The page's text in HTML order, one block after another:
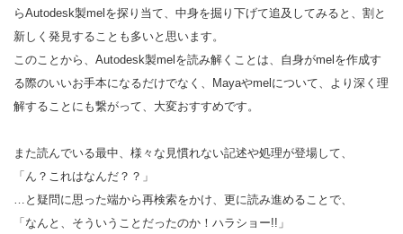
らAutodesk製melを探り当て、中身を掘り下げて追及してみると、割と
新しく発見することも多いと思います。
このことから、Autodesk製melを読み解くことは、自身がmelを作成す
る際のいいお手本になるだけでなく、Mayaやmelについて、より深く理
解することにも繋がって、大変おすすめです。
また読んでいる最中、様々な見慣れない記述や処理が登場して、
「ん？これはなんだ？？」
…と疑問に思った端から再検索をかけ、更に読み進めることで、
「なんと、そういうことだったのか！ハラショー!!」